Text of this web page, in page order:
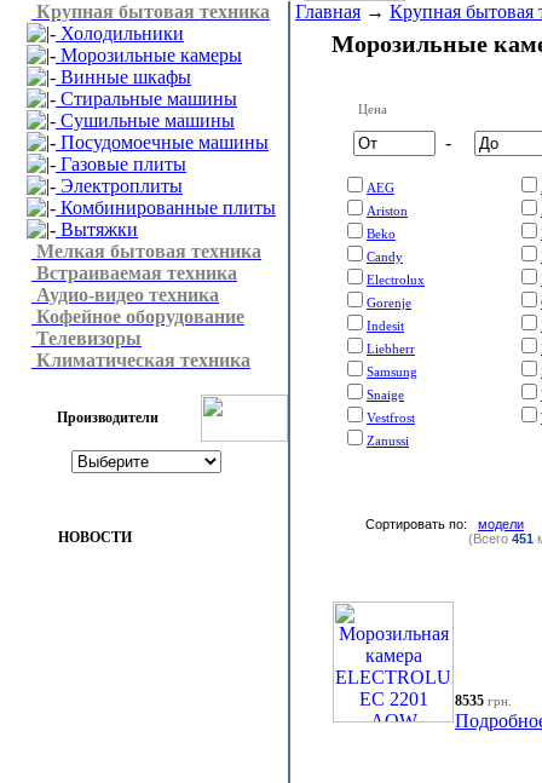
Крупная бытовая техника
Холодильники
Морозильные камеры
Винные шкафы
Стиральные машины
Сушильные машины
Посудомоечные машины
Газовые плиты
Электроплиты
Комбинированные плиты
Вытяжки
Мелкая бытовая техника
Встраиваемая техника
Аудио-видео техника
Кофейное оборудование
Телевизоры
Климатическая техника
Производители
НОВОСТИ
Главная → Крупная бытовая
Морозильные
Цена
-
AEG
Ariston
Beko
Candy
Electrolux
Gorenje
Indesit
Liebherr
Samsung
Snaige
Vestfrost
Zanussi
Сортировать по: модели
(Всего 451
8535 грн.